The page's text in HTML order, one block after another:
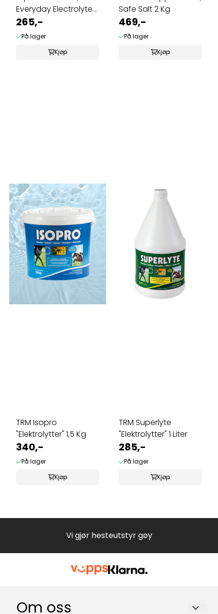
Everyday Electrolytes
1 Kg
265,-
På lager
Kjøp
Safe Salt 2 Kg
469,-
På lager
Kjøp
TRM Isopro
"Elektrolytter" 1,5 Kg
340,-
På lager
Kjøp
TRM Superlyte
"Elektrolytter" 1 Liter
285,-
På lager
Kjøp
Vi gjør hesteutstyr gøy
Om oss